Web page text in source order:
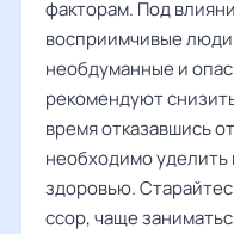
факторам. Под
восприимчивые
необдуманные и
рекомендуют
время отказавшись
необходимо
здоровью.
ссор, чаще